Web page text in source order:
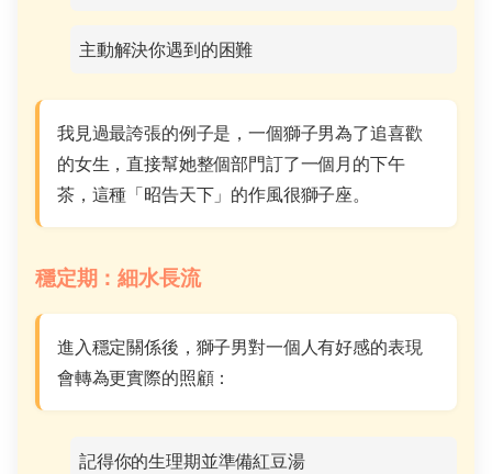
主動解決你遇到的困難
我見過最誇張的例子是，一個獅子男為了追喜歡
的女生，直接幫她整個部門訂了一個月的下午
茶，這種「昭告天下」的作風很獅子座。
穩定期：細水長流
進入穩定關係後，獅子男對一個人有好感的表現
會轉為更實際的照顧：
記得你的生理期並準備紅豆湯